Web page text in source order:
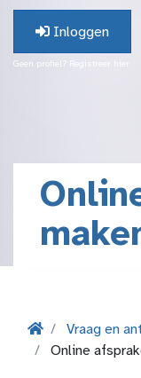
Inloggen
Geen profiel? Registreer hier.
Vraag en
Online